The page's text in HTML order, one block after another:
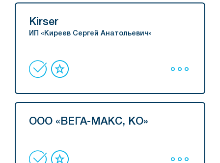
Kirser
ИП «Киреев Сергей Анатольевич»
ООО «ВЕГА-МАКС, КО»